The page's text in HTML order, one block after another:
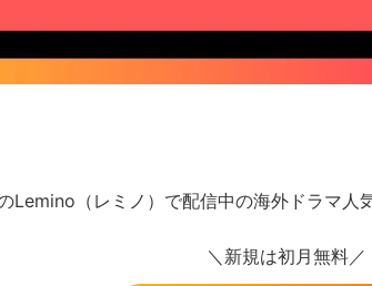
Lemino（レミノ）で配信中の海外ドラマ人
＼新規は初月無料／